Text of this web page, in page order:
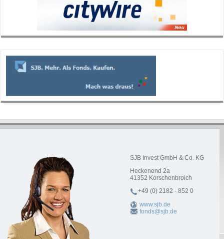
SJB Invest GmbH & Co. KG
Heckenend 2a
41352 Korschenbroich
+49 (0) 2182 - 852 0
www.sjb.de
fonds@sjb.de